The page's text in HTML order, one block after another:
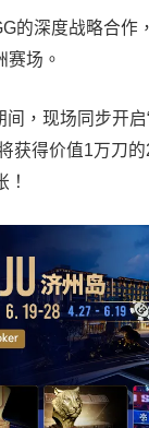
的深度战略合作
赛场。
，现场同步开启
获得价值1万刀